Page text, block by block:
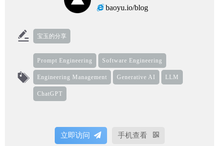
baoyu.io/blog
宝玉的分享
Prompt Engineering Software Engineering
Engineering Management Generative AI LLM
ChatGPT
立即访问 手机查看